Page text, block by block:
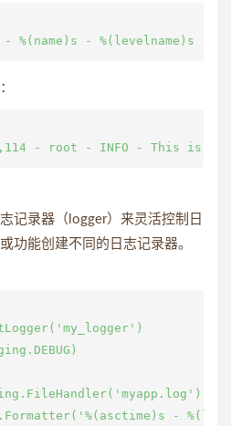
记录器（logger）来灵活控制日
功能创建不同的日志记录器。
-